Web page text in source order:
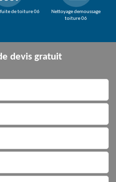
fuite de toiture 06
Nettoyage demoussage
toiture 06
devis gratuit